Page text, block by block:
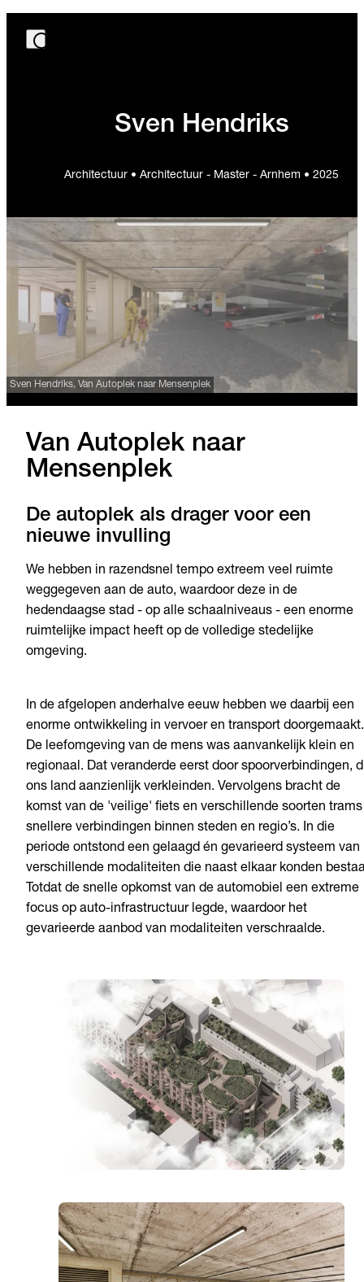
Sven Hendriks
Architectuur • Architectuur - Master - Arnhem • 2025
Sven Hendriks, Van Autoplek naar Mensenplek
Van Autoplek naar
Mensenplek
De autoplek als drager voor een
nieuwe invulling
We hebben in razendsnel tempo extreem veel ruimte
weggegeven aan de auto, waardoor deze in de
hedendaagse stad - op alle schaalniveaus - een enorme
ruimtelijke impact heeft op de volledige stedelijke
omgeving.
In de afgelopen anderhalve eeuw hebben we daarbij een
enorme ontwikkeling in vervoer en transport doorgemaakt.
De leefomgeving van de mens was aanvankelijk klein en
regionaal. Dat veranderde eerst door spoorverbindingen,
ons land aanzienlijk verkleinden. Vervolgens bracht de
komst van de 'veilige' fiets en verschillende soorten trams
snellere verbindingen binnen steden en regio’s. In die
periode ontstond een gelaagd én gevarieerd systeem van
verschillende modaliteiten die naast elkaar konden
Totdat de snelle opkomst van de automobiel een extreme
focus op auto-infrastructuur legde, waardoor het
gevarieerde aanbod van modaliteiten verschraalde.